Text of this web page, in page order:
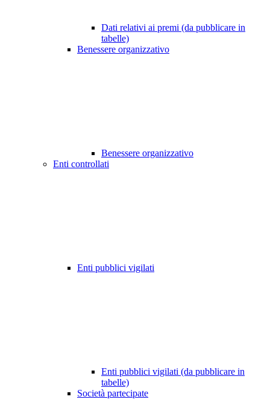
Dati relativi ai premi (da pubblicare in
tabelle)
Benessere organizzativo
Benessere organizzativo
Enti controllati
Enti pubblici vigilati
Enti pubblici vigilati (da pubblicare in
tabelle)
Società partecipate